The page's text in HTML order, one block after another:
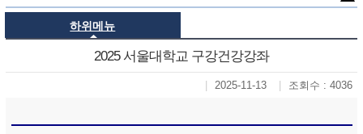
하위메뉴
2025 서울대학교 구강건강강좌
2025-11-13 조회수 : 4036